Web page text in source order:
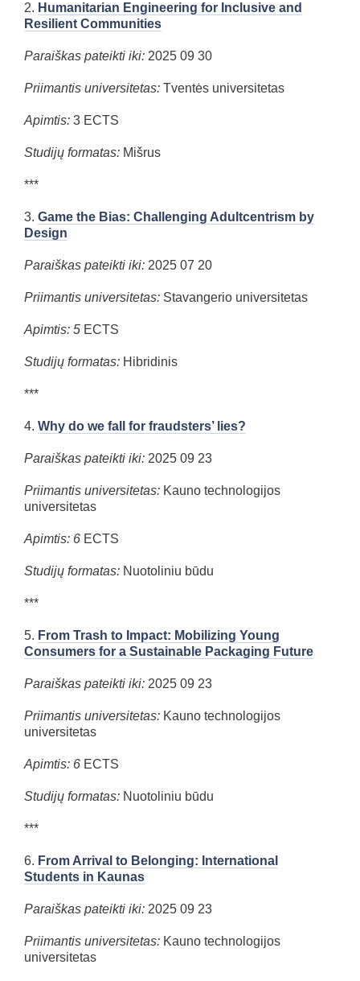
2. Humanitarian Engineering for Inclusive and
Resilient Communities
Paraiškas pateikti iki: 2025 09 30
Priimantis universitetas: Tventės universitetas
Apimtis: 3 ECTS
Studijų formatas: Mišrus
***
3. Game the Bias: Challenging Adultcentrism by
Design
Paraiškas pateikti iki: 2025 07 20
Priimantis universitetas: Stavangerio universitetas
Apimtis: 5 ECTS
Studijų formatas: Hibridinis
***
4. Why do we fall for fraudsters’ lies?
Paraiškas pateikti iki: 2025 09 23
Priimantis universitetas: Kauno technologijos
universitetas
Apimtis: 6 ECTS
Studijų formatas: Nuotoliniu būdu
***
5. From Trash to Impact: Mobilizing Young
Consumers for a Sustainable Packaging Future
Paraiškas pateikti iki: 2025 09 23
Priimantis universitetas: Kauno technologijos
universitetas
Apimtis: 6 ECTS
Studijų formatas: Nuotoliniu būdu
***
6. From Arrival to Belonging: International
Students in Kaunas
Paraiškas pateikti iki: 2025 09 23
Priimantis universitetas: Kauno technologijos
universitetas